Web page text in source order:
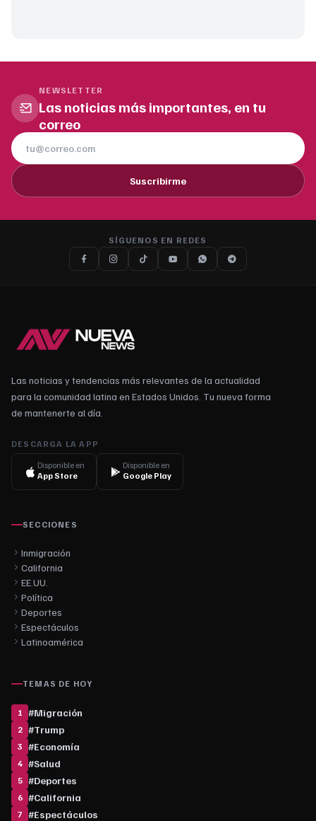
NEWSLETTER
Las noticias más importantes, en tu
correo
Suscribirme
SÍGUENOS EN REDES
Las noticias y tendencias más relevantes de la actualidad
para la comunidad latina en Estados Unidos. Tu nueva forma
de mantenerte al día.
DESCARGA LA APP
Disponible en
App Store
Disponible en
Google Play
SECCIONES
Inmigración
California
EE.UU.
Política
Deportes
Espectáculos
Latinoamérica
TEMAS DE HOY
1 #Migración
2 #Trump
3 #Economía
4 #Salud
5 #Deportes
6 #California
7 #Espectáculos